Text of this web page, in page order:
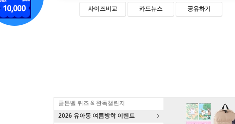
사이즈비교 카드뉴스 공유하기
골든벨 퀴즈 & 완독챌린지
2026 유아동 여름방학 이벤트